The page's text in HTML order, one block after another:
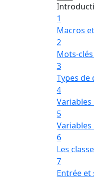
1
Macros
2
Mots-
3
Types de
4
Variables
5
Variables
6
Les
7
Entrée et